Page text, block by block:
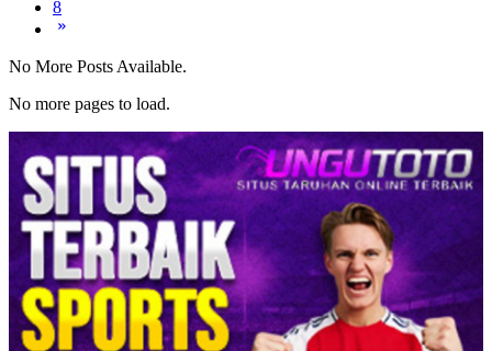
8
No More Posts Available.
No more pages to load.